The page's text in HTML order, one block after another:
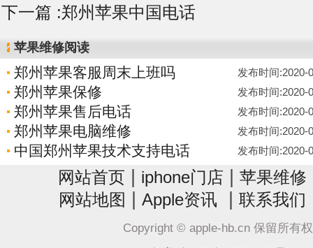
下一篇 :郑州苹果中国电话
苹果维修阅读
郑州苹果客服周末上班吗 发布时间:2020-
郑州苹果保修 发布时间:2020-
郑州苹果售后电话 发布时间:2020-
郑州苹果电脑维修 发布时间:2020-
中国郑州苹果技术支持电话 发布时间:2020-
网站首页 iphone门店 苹果维修
网站地图 Apple资讯 联系我们
Copyright © apple-hb.cn 保留所有